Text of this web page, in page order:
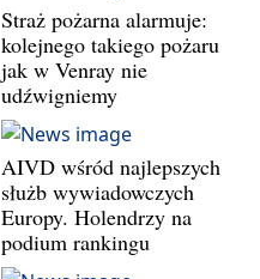
Straż pożarna alarmuje:
kolejnego takiego pożaru
jak w Venray nie
udźwigniemy
AIVD wśród najlepszych
służb wywiadowczych
Europy. Holendrzy na
podium rankingu